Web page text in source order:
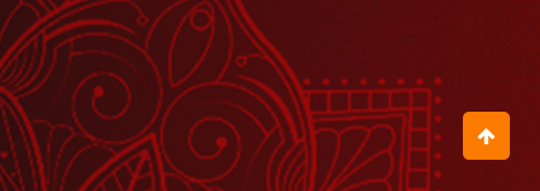
Ho Raha Hai
December 15, 2021
Hum Tumhare Hain Prabhu Ji
February 07, 2022